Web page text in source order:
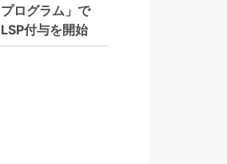
プログラム」で
LSP付与を開始